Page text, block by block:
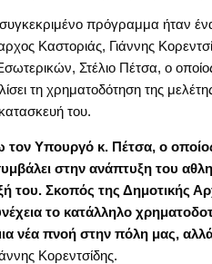
πρόγραμμα ήταν
Καστοριάς, Γιάννης
Στέλιο Πέτσα, ο
τη χρηματοδότηση της
του.
Υπουργό κ. Πέτσα, ο
στην ανάπτυξη του
του. Σκοπός της Δημοτικής
το κατάλληλο
νέα πνοή στην πόλη μας,
Κορεντσίδης.